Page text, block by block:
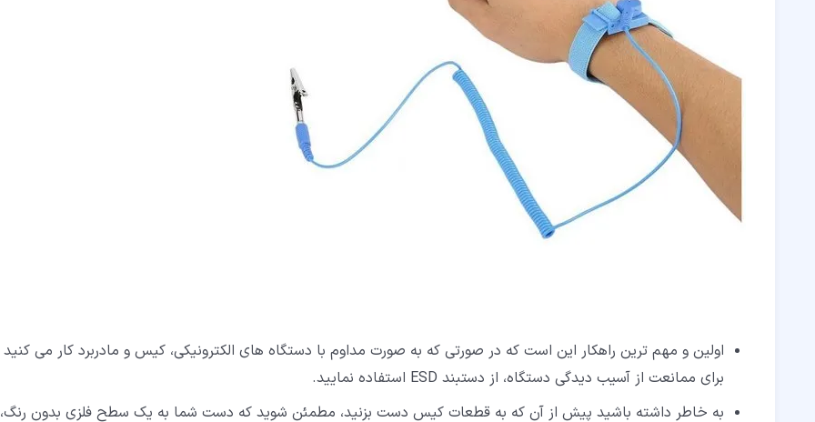
اولین و مهم ترین راهکار این است که در صورتی که به صورت مداوم با دستگاه های الکترونیکی، کیس و مادربرد کار می کنید
برای ممانعت از آسیب دیدگی دستگاه، از دستبند ESD استفاده نمایید.
به خاطر داشته باشید پیش از آن که به قطعات کیس دست بزنید، مطمئن شوید که دست شما به یک سطح فلزی بدون رنگ،